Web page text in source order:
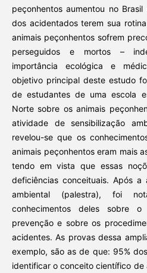
peçonhentos aumentou no
dos acidentados terem sua
animais peçonhentos sofrem
perseguidos e mortos –
importância ecológica e
objetivo principal deste estudo
de estudantes de uma escola
Norte sobre os animais
atividade de sensibilização
revelou-se que os
animais peçonhentos eram mais
tendo em vista que essas
deficiências conceituais. Após a
ambiental (palestra), foi
conhecimentos deles sobre
prevenção e sobre os
acidentes. As provas dessa
exemplo, são as de que: 95%
identificar o conceito científico de